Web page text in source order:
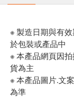
※ 製造日期與有
於包裝或產品中
※ 本產品網頁因
貨為主
※ 本產品圖片.文
為準